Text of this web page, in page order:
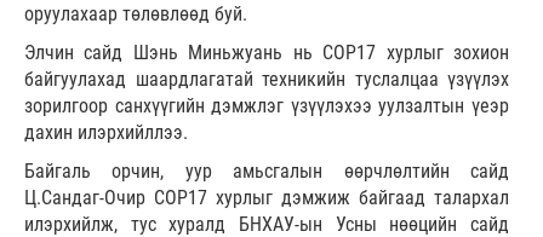
оруулахаар төлөвлөөд буй.
Элчин сайд Шэнь Миньжуань нь СОР17 хурлыг зохион
байгуулахад шаардлагатай техникийн туслалцаа үзүүлэх
зорилгоор санхүүгийн дэмжлэг үзүүлэхээ уулзалтын үеэр
дахин илэрхийллээ.
Байгаль орчин, уур амьсгалын өөрчлөлтийн сайд
Ц.Сандаг-Очир COP17 хурлыг дэмжиж байгаад талархал
илэрхийлж, тус хуралд БНХАУ-ын Усны нөөцийн сайд